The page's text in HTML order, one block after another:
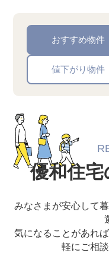
おすすめ物件
値下がり物件
優和住
みなさまが安心して
気になることがあれ
軽にご相